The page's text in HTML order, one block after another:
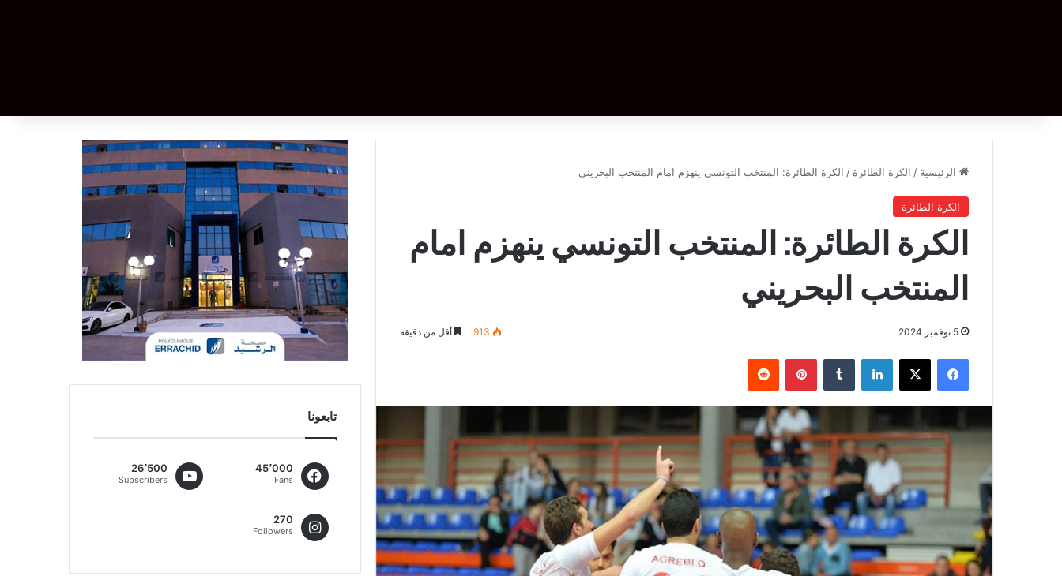
الرئيسية / الكرة الطائرة / الكرة الطائرة: المنتخب التونسي ينهزم امام المنتخب البحريني
الكرة الطائرة
الكرة الطائرة: المنتخب التونسي ينهزم امام
المنتخب البحريني
5 نوفمبر 2024 913 أقل من دقيقة
فيسبوك ‫X لينكدإن بينتيريست
تابعونا
45٬000
Fans
26٬500
Subscribers
270
Followers